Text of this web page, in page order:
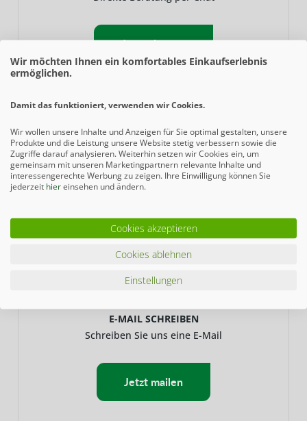
Jetzt chatten
WHATSAPP
+49 (0) 29 51 93 76 524
E-MAIL SCHREIBEN
Schreiben Sie uns eine E-Mail
Jetzt mailen
Wir möchten Ihnen ein komfortables Einkaufserlebnis
ermöglichen.
Damit das funktioniert, verwenden wir Cookies.
Wir wollen unsere Inhalte und Anzeigen für Sie optimal gestalten, unsere
Produkte und die Leistung unsere Website stetig verbessern sowie die
Zugriffe darauf analysieren. Weiterhin setzen wir Cookies ein, um
gemeinsam mit unseren Marketingpartnern relevante Inhalte und
interessengerechte Werbung zu zeigen. Ihre Einwilligung können Sie
jederzeit hiereinsehen und ändern.
Cookies akzeptieren
Cookies ablehnen
Einstellungen